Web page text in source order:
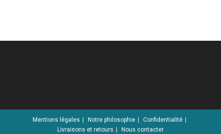
Mentions légales Notre philosophie
Confidentialité
Livraisons et retours
Nous contacter